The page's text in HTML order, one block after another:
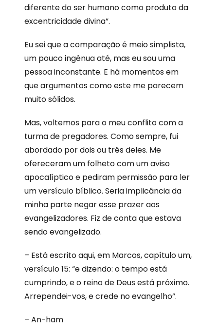
diferente do ser humano como produto da
excentricidade divina”.
Eu sei que a comparação é meio simplista,
um pouco ingênua até, mas eu sou uma
pessoa inconstante. E há momentos em
que argumentos como este me parecem
muito sólidos.
Mas, voltemos para o meu conflito com a
turma de pregadores. Como sempre, fui
abordado por dois ou três deles. Me
ofereceram um folheto com um aviso
apocalíptico e pediram permissão para ler
um versículo bíblico. Seria implicância da
minha parte negar esse prazer aos
evangelizadores. Fiz de conta que estava
sendo evangelizado.
– Está escrito aqui, em Marcos, capítulo um,
versículo 15: “e dizendo: o tempo está
cumprindo, e o reino de Deus está próximo.
Arrependei-vos, e crede no evangelho”.
– An-ham